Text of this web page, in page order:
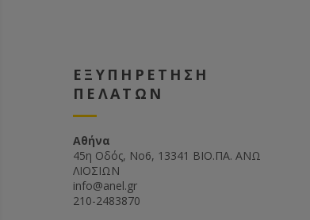
ΕΞΥΠΗΡΕΤΗΣΗ
ΠΕΛΑΤΩΝ
Αθήνα
45η Οδός, Νο6, 13341 ΒΙΟ.ΠΑ. ΑΝΩ
ΛΙΟΣΙΩΝ
info@anel.gr
210-2483870